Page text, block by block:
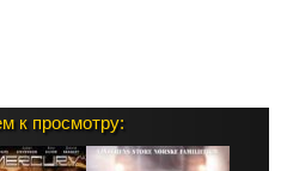
к просмотру: